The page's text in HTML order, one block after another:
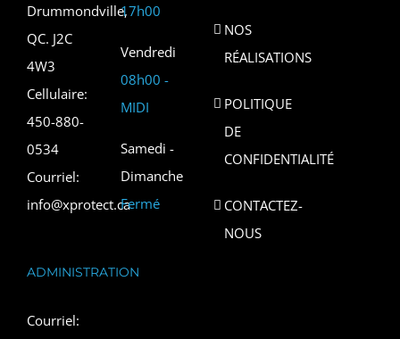
Drummondville,
QC. J2C
4W3
Cellulaire:
450-880-
0534
Courriel:
info@xprotect.ca
ADMINISTRATION
Courriel:
17h00
Vendredi
08h00 -
MIDI
Samedi -
Dimanche
Fermé
NOS
RÉALISATIONS
POLITIQUE
DE
CONFIDENTIALITÉ
CONTACTEZ-
NOUS